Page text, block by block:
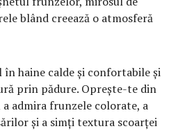
blând creează o atmosferă
haine calde și confortabile și
prin pădure. Oprește-te din
admira frunzele colorate, a
și a simți textura scoarței